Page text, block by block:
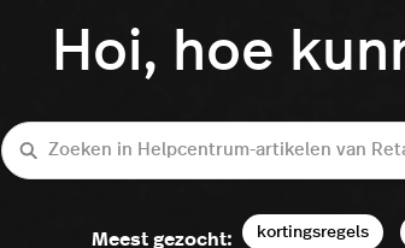
Hoi, hoe
Zoeken
Meest gezocht: kortingsregels